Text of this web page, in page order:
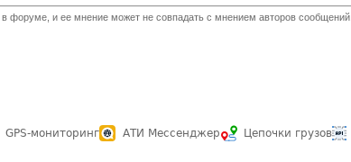
форуме, и ее мнение может не совпадать с мнением авторов сообщений.
GPS-мониторинг АТИ Мессенджер Цепочки грузов